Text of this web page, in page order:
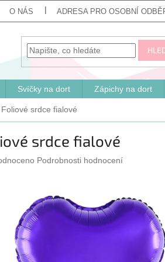
O NÁS ADRESA PRO OSOBNÍ
Svíčky na dort Zápichy na dort
Foliové srdce fialové
srdce fialové
Podrobnosti hodnocení